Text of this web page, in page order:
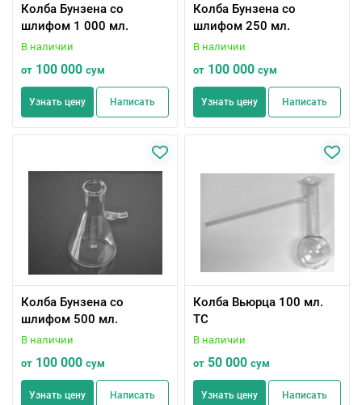
Колба Бунзена со
шлифом 1 000 мл.
В наличии
от 100 000 сум
Узнать цену Написать
Колба Бунзена со
шлифом 250 мл.
В наличии
от 100 000 сум
Узнать цену Написать
Колба Бунзена со
шлифом 500 мл.
В наличии
от 100 000 сум
Узнать цену Написать
Колба Вьюрца 100 мл.
ТС
В наличии
от 50 000 сум
Узнать цену Написать